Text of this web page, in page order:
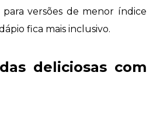
versões de menor índice
fica mais inclusivo.
deliciosas com